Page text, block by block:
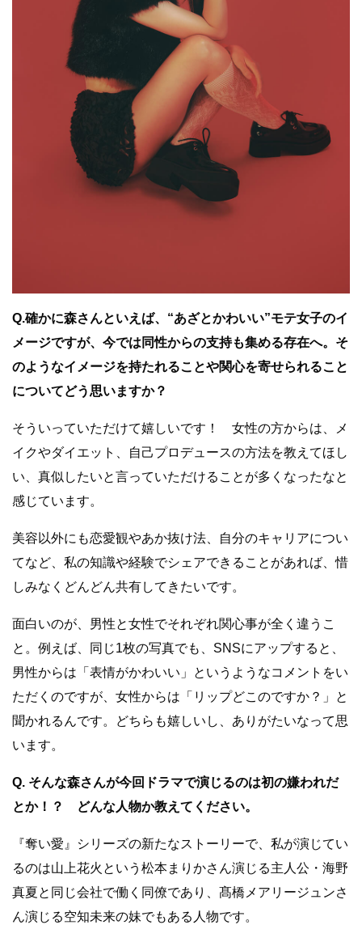
Q.確かに森さんといえば、“あざとかわいい”モテ女子のイ
メージですが、今では同性からの支持も集める存在へ。そ
のようなイメージを持たれることや関心を寄せられること
についてどう思いますか？
そういっていただけて嬉しいです！ 女性の方からは、メ
イクやダイエット、自己プロデュースの方法を教えてほし
い、真似したいと言っていただけることが多くなったなと
感じています。
美容以外にも恋愛観やあか抜け法、自分のキャリアについ
てなど、私の知識や経験でシェアできることがあれば、惜
しみなくどんどん共有してきたいです。
面白いのが、男性と女性でそれぞれ関心事が全く違うこ
と。例えば、同じ1枚の写真でも、SNSにアップすると、
男性からは「表情がかわいい」というようなコメントをい
ただくのですが、女性からは「リップどこのですか？」と
聞かれるんです。どちらも嬉しいし、ありがたいなって思
います。
Q. そんな森さんが今回ドラマで演じるのは初の嫌われだ
とか！？ どんな人物か教えてください。
『奪い愛』シリーズの新たなストーリーで、私が演じてい
るのは山上花火という松本まりかさん演じる主人公・海野
真夏と同じ会社で働く同僚であり、髙橋メアリージュンさ
ん演じる空知未来の妹でもある人物です。